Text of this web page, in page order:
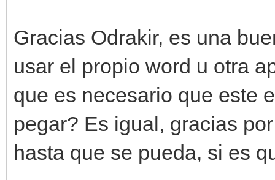
Gracias Odrakir, es una
usar el propio word u otra
que es necesario que este
pegar? Es igual, gracias
hasta que se pueda, si es